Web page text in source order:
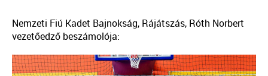
Nemzeti Fiú Kadet Bajnokság, Rájátszás, Róth Norbert
vezetőedző beszámolója: